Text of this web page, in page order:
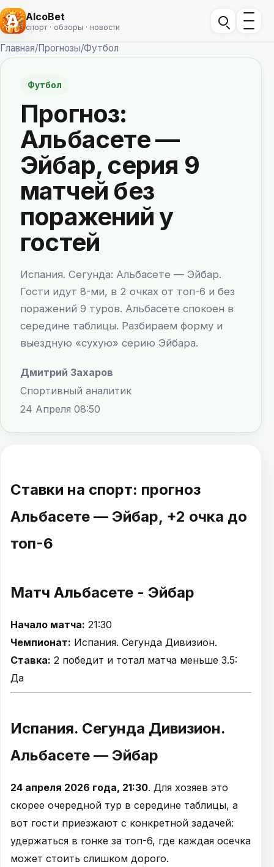
AlcoBet
спорт · обзоры · новости
Главная/Прогнозы/Футбол
Футбол
Прогноз:
Альбасете —
Эйбар, серия 9
матчей без
поражений у
гостей
Испания. Сегунда: Альбасете — Эйбар.
Гости идут 8-ми, в 2 очках от топ-6 и без
поражений 9 туров. Альбасете спокоен в
середине таблицы. Разбираем форму и
выездную «сухую» серию Эйбара.
Дмитрий Захаров
Спортивный аналитик
24 Апреля 08:50
Ставки на спорт: прогноз
Альбасете — Эйбар, +2 очка до
топ-6
Матч Альбасете - Эйбар
Начало матча: 21:30
Чемпионат: Испания. Сегунда Дивизион.
Ставка: 2 победит и тотал матча меньше 3.5:
Да
Испания. Сегунда Дивизион.
Альбасете — Эйбар
24 апреля 2026 года, 21:30. Для хозяев это
скорее очередной тур в середине таблицы, а
вот гости приезжают с конкретной задачей:
удержаться в гонке за топ-6, где каждая осечка
может стоить слишком дорого.